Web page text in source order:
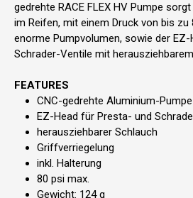
gedrehte RACE FLEX HV Pumpe
im Reifen, mit einem Druck von bis
enorme Pumpvolumen, sowie der
Schrader-Ventile mit
FEATURES
CNC-gedrehte Aluminium-
EZ-Head für Presta- und
herausziehbarer Schlauch
Griffverriegelung
inkl. Halterung
80 psi max.
Gewicht: 124 g